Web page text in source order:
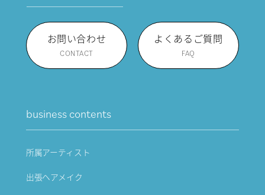
お問い合わせ
CONTACT
よくあるご質問
FAQ
business contents
所属アーティスト
出張ヘアメイク